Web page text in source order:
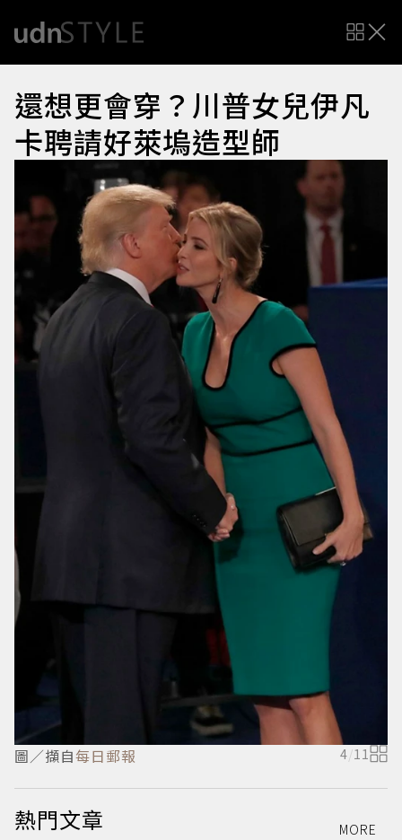
還想更會穿？川普女兒伊凡
卡聘請好萊塢造型師
圖／擷自每日郵報 4/11
熱門文章 MORE